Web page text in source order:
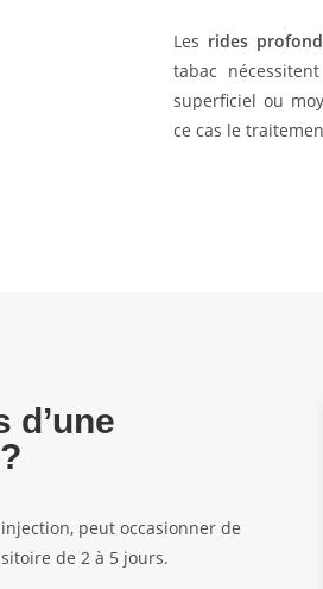
Les rides
tabac
superficiel ou
ce cas le
d’une
peut occasionner de
de 2 à 5 jours.